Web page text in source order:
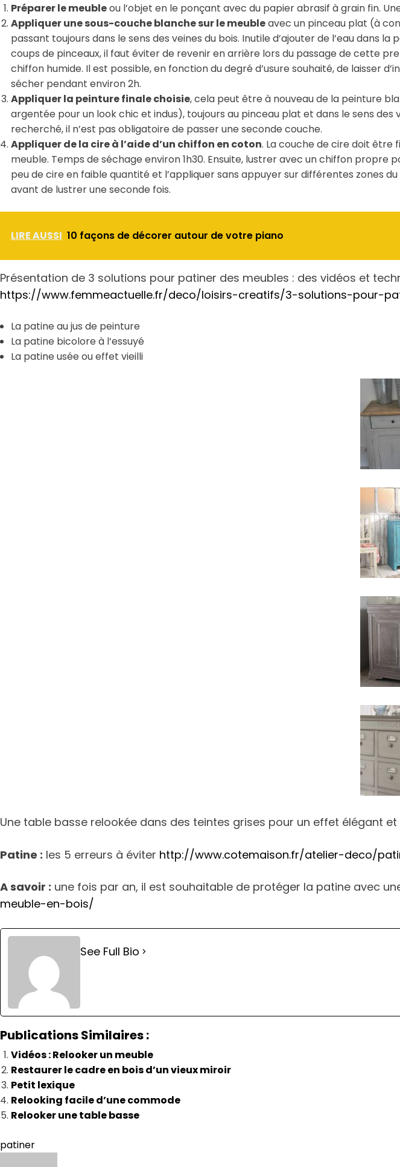
Préparer le meubleou l’objet en le ponçant avec du papier abrasif à grain fin.
Appliquer une sous-couche blanche sur le meubleavec un pinceau plat (à
passant toujours dans le sens des veines du bois. Inutile d’ajouter de l’eau dans
coups de pinceaux, il faut éviter de revenir en arrière lors du passage de cette
chiffon humide. Il est possible, en fonction du degré d’usure souhaité, de laisser
sécher pendant environ 2h.
Appliquer la peinture finale choisie, cela peut être à nouveau de la peinture
argentée pour un look chic et indus), toujours au pinceau plat et dans le sens
recherché, il n’est pas obligatoire de passer une seconde couche.
Appliquer de la cire à l’aide d’un chiffon en coton. La couche de cire doit être
meuble. Temps de séchage environ 1h30. Ensuite, lustrer avec un chiffon
peu de cire en faible quantité et l’appliquer sans appuyer sur différentes zones
avant de lustrer une seconde fois.
LIRE AUSSI 10 façons de décorer autour de votre piano
Présentation de 3 solutions pour patiner des meubles : des vidéos et
https://www.femmeactuelle.fr/deco/loisirs-creatifs/3-solutions-pour-
La patine au jus de peinture
La patine bicolore à l’essuyé
La patine usée ou effet vieilli
Une table basse relookée dans des teintes grises pour un effet élégant et
Patine : les 5 erreurs à éviter http://www.cotemaison.fr/atelier-deco/
A savoir : une fois par an, il est souhaitable de protéger la patine avec
meuble-en-bois/
See Full Bio
Publications Similaires :
Vidéos : Relooker un meuble
Restaurer le cadre en bois d’un vieux miroir
Petit lexique
Relooking facile d’une commode
Relooker une table basse
patiner